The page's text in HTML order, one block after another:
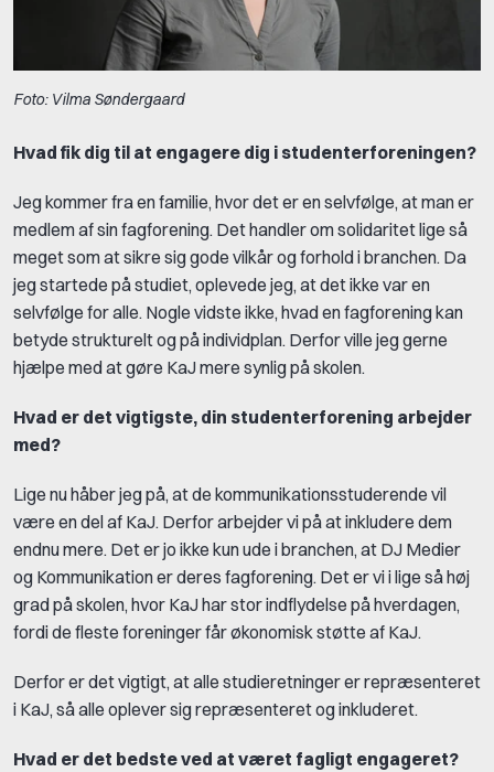
Foto: Vilma Søndergaard
Hvad fik dig til at engagere dig i studenterforeningen?
Jeg kommer fra en familie, hvor det er en selvfølge, at man er
medlem af sin fagforening. Det handler om solidaritet lige så
meget som at sikre sig gode vilkår og forhold i branchen. Da
jeg startede på studiet, oplevede jeg, at det ikke var en
selvfølge for alle. Nogle vidste ikke, hvad en fagforening kan
betyde strukturelt og på individplan. Derfor ville jeg gerne
hjælpe med at gøre KaJ mere synlig på skolen.
Hvad er det vigtigste, din studenterforening arbejder
med?
Lige nu håber jeg på, at de kommunikationsstuderende vil
være en del af KaJ. Derfor arbejder vi på at inkludere dem
endnu mere. Det er jo ikke kun ude i branchen, at DJ Medier
og Kommunikation er deres fagforening. Det er vi i lige så høj
grad på skolen, hvor KaJ har stor indflydelse på hverdagen,
fordi de fleste foreninger får økonomisk støtte af KaJ.
Derfor er det vigtigt, at alle studieretninger er repræsenteret
i KaJ, så alle oplever sig repræsenteret og inkluderet.
Hvad er det bedste ved at været fagligt engageret?